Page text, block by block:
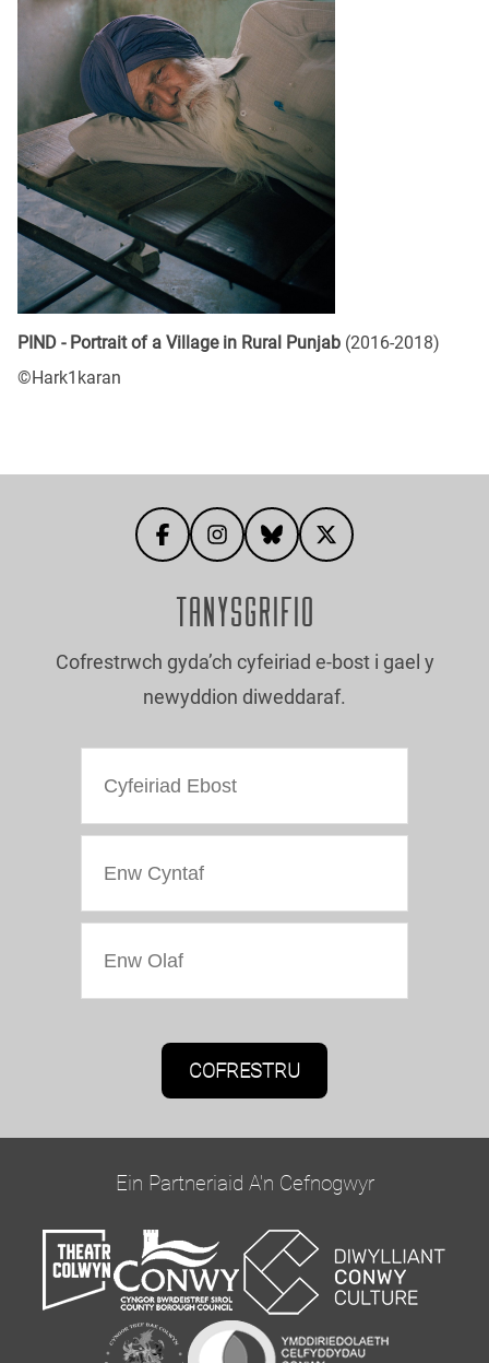
PIND - Portrait of a Village in Rural Punjab (2016-2018)
©Hark1karan
TANYSGRIFIO
Cofrestrwch gyda’ch cyfeiriad e-bost i gael y
newyddion diweddaraf.
Caniatâd Marchnata
Bydd Oriel Colwyn yn defnyddio'r wybodaeth a
Cadarnhewch yr hoffech glywed gennym trwy e-
bost trwy dicio'r blwch isod:
Ebost
Gallwch newid eich meddwl unrhyw bryd drwy
Ein Partneriaid A'n Cefnogwyr